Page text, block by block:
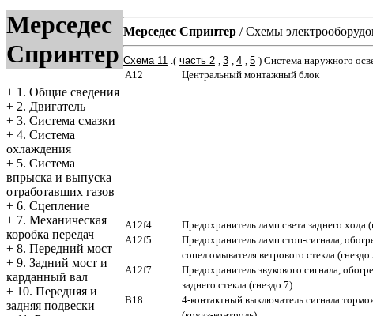
Мерседес
Спринтер
+ 1. Общие сведения
+ 2. Двигатель
+ 3. Система смазки
+ 4. Система
охлаждения
+ 5. Система
впрыска и выпуска
отработавших газов
+ 6. Сцепление
+ 7. Механическая
коробка передач
+ 8. Передний мост
+ 9. Задний мост и
карданный вал
+ 10. Передняя и
задняя подвески
Мерседес Спринтер /Схемы
Схема 11 .( часть 2 , 3 , 4 , 5 ) Система наружного
A12
Центральный монтажный блок
A12f4
Предохранитель ламп света заднего хода
A12f5
Предохранитель ламп стоп-сигнала,
сопел омывателя ветрового стекла (гнездо
A12f7
Предохранитель звукового сигнала,
заднего стекла (гнездо 7)
B18
4-контактный выключатель сигнала